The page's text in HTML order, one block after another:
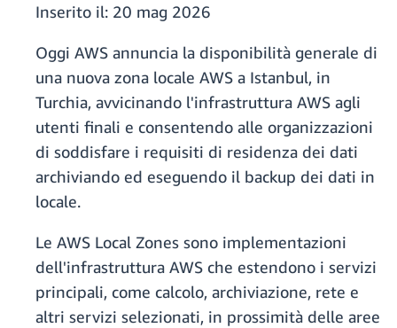
Inserito il: 20 mag 2026
Oggi AWS annuncia la disponibilità generale di
una nuova zona locale AWS a Istanbul, in
Turchia, avvicinando l'infrastruttura AWS agli
utenti finali e consentendo alle organizzazioni
di soddisfare i requisiti di residenza dei dati
archiviando ed eseguendo il backup dei dati in
locale.
Le AWS Local Zones sono implementazioni
dell'infrastruttura AWS che estendono i servizi
principali, come calcolo, archiviazione, rete e
altri servizi selezionati, in prossimità delle aree